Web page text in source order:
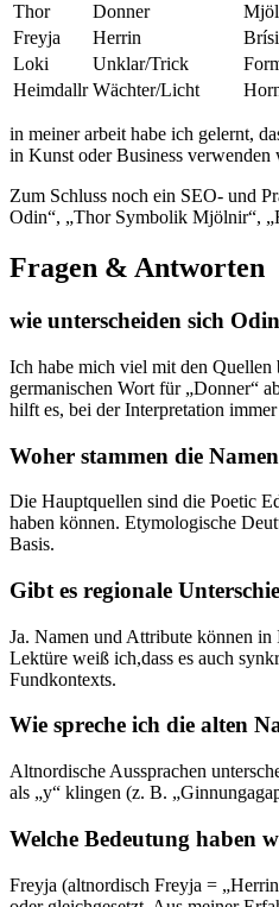
Thor
Donner
Freyja
Herrin
Loki
Unklar/Trick
Heimdallr Wächter/Licht
in meiner arbeit habe ich ⁢gelernt,​
in Kunst oder Business
Zum Schluss noch ein​ SEO- und
Odin“, „Thor Symbolik Mjölnir“,
Fragen & Antworten
wie unterscheiden ​sich
Ich habe mich⁣ viel mit den Quellen
germanischen Wort für „Donner“
hilft es, bei der Interpretation
Woher stammen die
Die‌ Hauptquellen sind die Poetic
haben können. Etymologische
Basis.
Gibt ⁤es regionale
Ja. Namen und Attribute können
Lektüre weiß ich,dass ‍es auch
Fundkontexts.
Wie‍ spreche ich die alten
Altnordische Aussprachen
als „y“ ⁣klingen (z.⁤ B.
Welche Bedeutung ⁤haben
Freyja (altnordisch Freyja‌ =